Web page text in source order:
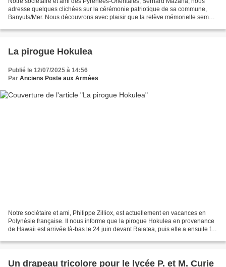
adresse quelques clichées sur la cérémonie patriotique de sa commune,
Banyuls/Mer. Nous découvrons avec plaisir que la relève mémorielle semble
La pirogue Hokulea
Publié le 12/07/2025 à 14:56
Par Anciens Poste aux Armées
Notre sociétaire et ami, Philippe Zilliox, est actuellement en vacances en
Polynésie française. Il nous informe que la pirogue Hokulea en provenance
de Hawaii est arrivée là-bas le 24 juin devant Raiatea, puis elle a ensuite fait
Un drapeau tricolore pour le lycée P. et M. Curie